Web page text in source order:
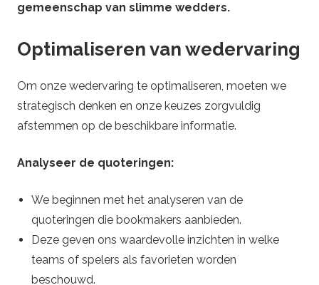
gemeenschap van slimme wedders.
Optimaliseren van wedervaring
Om onze wedervaring te optimaliseren, moeten we
strategisch denken en onze keuzes zorgvuldig
afstemmen op de beschikbare informatie.
Analyseer de quoteringen:
We beginnen met het analyseren van de
quoteringen die bookmakers aanbieden.
Deze geven ons waardevolle inzichten in welke
teams of spelers als favorieten worden
beschouwd.